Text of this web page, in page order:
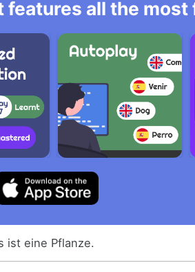
features all the
ist eine Pflanze.